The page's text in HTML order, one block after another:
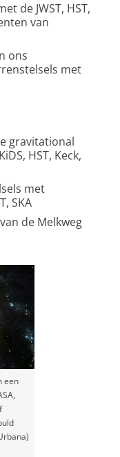
de JWST, HST,
van
ons
met
gravitational
HST, Keck,
met
SKA
de Melkweg
een